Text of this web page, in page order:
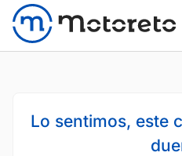
Lo sentimos, este